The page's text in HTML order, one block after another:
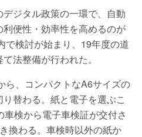
ジタル政策の一環で、自動
便性・効率性を高めるのが
で検討が始まり、19年度の道
法整備が行われた。
ら、コンパクトなA6サイズの
替わる。紙と電子を選ぶこ
検から電子車検証が交付さ
換わる。車検時以外の紙か